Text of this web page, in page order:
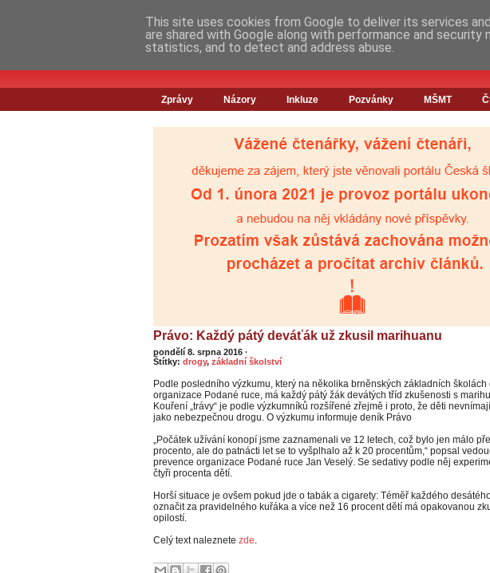
Zprávy Názory Inkluze Pozvánky MŠMT
Právo: Každý pátý deváťák už zkusil marihuanu
pondělí 8. srpna 2016 ·
Štítky: drogy, základní školství
Podle posledního výzkumu, který na několika brněnských základních školách
organizace Podané ruce, má každý pátý žák devátých tříd zkušenosti s
Kouření „trávy“ je podle výzkumníků rozšířené zřejmě i proto, že děti
jako nebezpečnou drogu. O výzkumu informuje deník Právo
„Počátek užívání konopí jsme zaznamenali ve 12 letech, což bylo jen málo
procento, ale do patnácti let se to vyšplhalo až k 20 procentům,“ popsal
prevence organizace Podané ruce Jan Veselý. Se sedativy podle něj
čtyři procenta dětí.
Horší situace je ovšem pokud jde o tabák a cigarety: Téměř každého
označit za pravidelného kuřáka a více než 16 procent dětí má opakovanou
opilostí.
Celý text naleznete zde.
This site uses cookies from Google to deliver its services
are shared with Google along with performance and
statistics, and to detect and address abuse.